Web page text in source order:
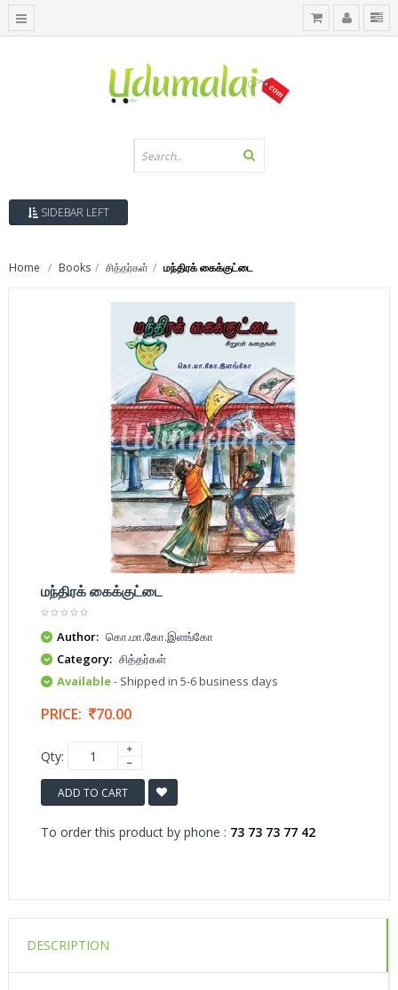
SIDEBAR LEFT
Home Books சித்தர்கள் மந்திரக் கைக்குட்டை
மந்திரக் கைக்குட்டை
Author: கொ.மா.கோ.இளங்கோ
Category: சித்தர்கள்
Available- Shipped in 5-6 business days
PRICE: 70.00
Qty:
ADD TO CART
To order this product by phone : 73 73 73 77 42
DESCRIPTION